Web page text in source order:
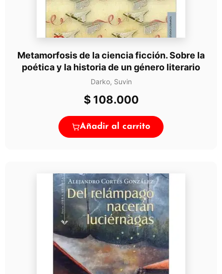
Metamorfosis de la ciencia ficción. Sobre la
poética y la historia de un género literario
Darko, Suvin
$108.000
Añadir al carrito